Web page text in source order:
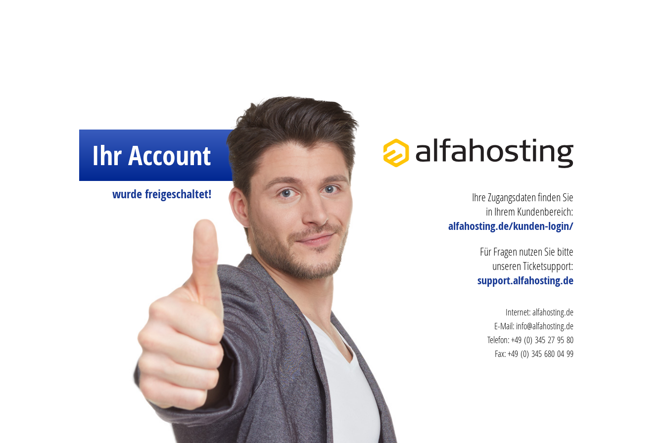
Ihr Account
wurde freigeschaltet!
Ihre Zugangsdaten finden Sie
in Ihrem Kundenbereich:
alfahosting.de/kunden-login/
Für Fragen nutzen Sie bitte
unseren Ticketsupport:
support.alfahosting.de
Internet:alfahosting.de
E-Mail: info@alfahosting.de
Telefon: +49 (0) 345 27 95 80
Fax: +49 (0) 345 680 04 99